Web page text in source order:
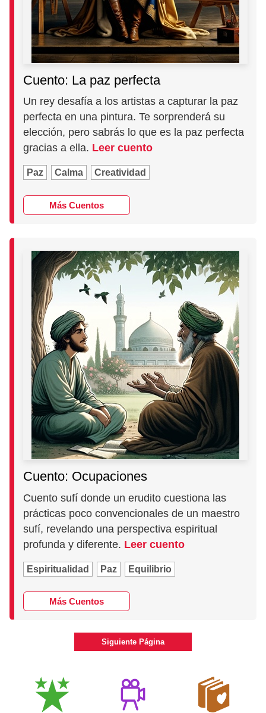
Cuento: La paz perfecta
Un rey desafía a los artistas a capturar la paz
perfecta en una pintura. Te sorprenderá su
elección, pero sabrás lo que es la paz perfecta
gracias a ella. Leer cuento
Paz Calma Creatividad
Más Cuentos
Cuento: Ocupaciones
Cuento sufí donde un erudito cuestiona las
prácticas poco convencionales de un maestro
sufí, revelando una perspectiva espiritual
profunda y diferente. Leer cuento
Espiritualidad Paz Equilibrio
Más Cuentos
Siguiente Página